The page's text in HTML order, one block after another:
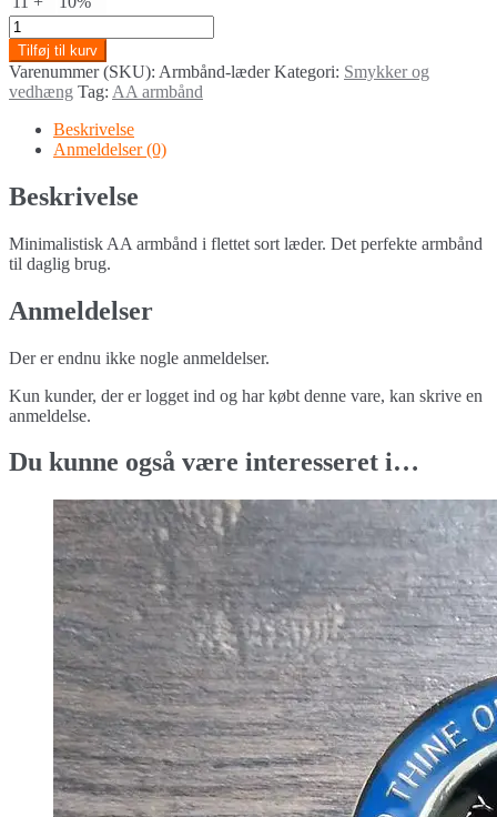
Armbånd
læder
quantity
Tilføj til kurv
Varenummer (SKU): Armbånd-læder Kategori: Smykker og
vedhæng Tag: AA armbånd
Beskrivelse
Anmeldelser (0)
Beskrivelse
Minimalistisk AA armbånd i flettet sort læder. Det perfekte armbånd
til daglig brug.
Anmeldelser
Der er endnu ikke nogle anmeldelser.
Kun kunder, der er logget ind og har købt denne vare, kan skrive en
anmeldelse.
Du kunne også være interesseret i…